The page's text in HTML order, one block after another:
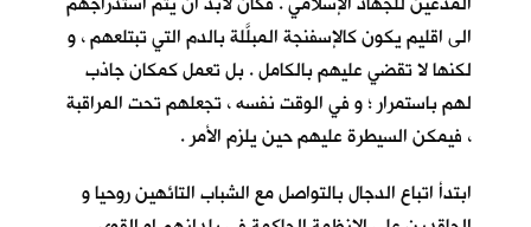
الى اقليم يكون كالإسفنجة المبلَّلة بالدم التي تبتلعهم ، و
لكنها لا تقضي عليهم بالكامل . بل تعمل كمكان جاذب
لهم باستمرار ؛ و في الوقت نفسه ، تجعلهم تحت المراقبة
، فيمكن السيطرة عليهم حين يلزم الأمر .
ابتدأ اتباع الدجال بالتواصل مع الشباب التائهين روحيا و